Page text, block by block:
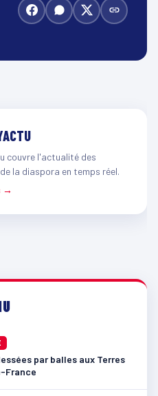
couvre l'actualité des
la diaspora en temps réel.
→
par balles aux Terres
France